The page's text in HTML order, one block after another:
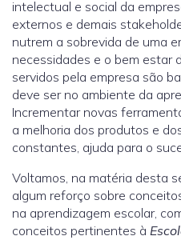
intelectual e social da
externos e demais
nutrem a sobrevida de uma
necessidades e o bem estar
servidos pela empresa são
deve ser no ambiente da
Incrementar novas
a melhoria dos produtos e
constantes, ajuda para o
Voltamos, na matéria desta
algum reforço sobre
na aprendizagem escolar,
conceitos pertinentes à